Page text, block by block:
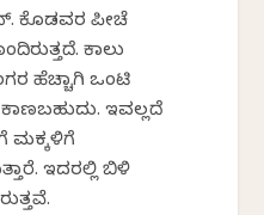
ಕೊಡವರ ಪೀಚೆ
ಕಾಲು
ಹೆಚ್ಚಾಗಿ ಒಂಟಿ
ಕಾಣಬಹುದು. ಇವಲ್ಲದೆ
ಮಕ್ಕಳಿಗೆ
ಇದರಲ್ಲಿ ಬಿಳಿ